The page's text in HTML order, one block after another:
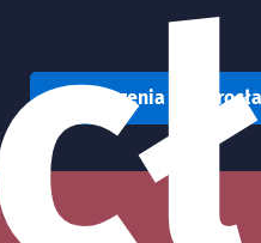
Wydarzenia we